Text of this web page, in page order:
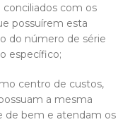
com os
possuírem esta
do número de série
específico;
centro de custos,
a mesma
de bem e atendam os